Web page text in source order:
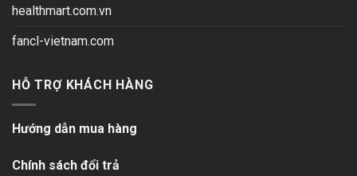
healthmart.com.vn
fancl-vietnam.com
HỖ TRỢ KHÁCH HÀNG
Hướng dẫn mua hàng
Chính sách đổi trả